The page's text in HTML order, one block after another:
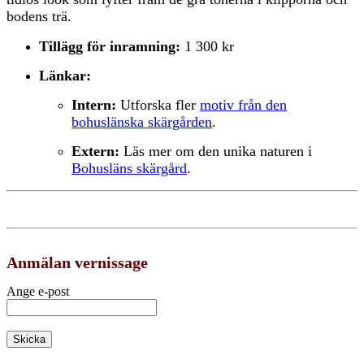
bodens trä.
Tillägg för inramning: 1 300 kr
Länkar:
Intern: Utforska fler motiv från den
bohuslänska skärgården.
Extern: Läs mer om den unika naturen i
Bohusläns skärgård.
Anmälan vernissage
Ange e-post